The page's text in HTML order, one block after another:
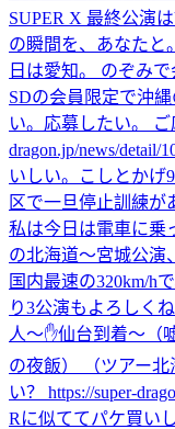
SUPER X 最終公演
の瞬間を、あなたと
日は愛知。 のぞみ
SDの会員限定で沖
い。応募したい。 ご
dragon.jp/news/detail/
いしい。
こしとかげ
区で一旦停止訓練が
私は今日は電車に乗
の北海道〜宮城公演
国内最速の320km/h
り3公演もよろしく
人〜✋仙台到着〜（
の夜飯） （ツアー北
い？ https://super-
Rに似ててパケ買い